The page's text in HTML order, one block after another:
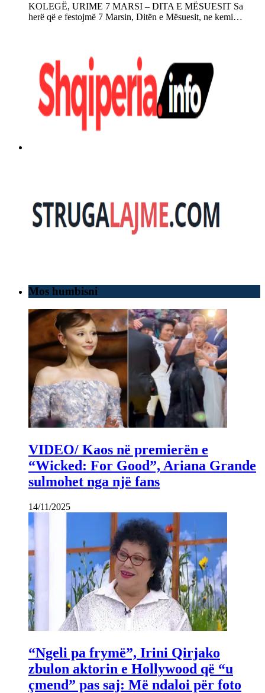
KOLEGË, URIME 7 MARSI – DITA E MËSUESIT Sa
herë që e festojmë 7 Marsin, Ditën e Mësuesit, ne kemi…
Mos humbisni
VIDEO/ Kaos në premierën e
“Wicked: For Good”, Ariana Grande
sulmohet nga një fans
14/11/2025
“Ngeli pa frymë”, Irini Qirjako
zbulon aktorin e Hollywood që “u
çmend” pas saj: Më ndaloi për foto